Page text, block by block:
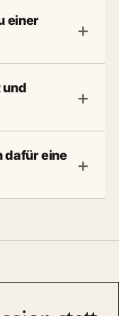
einer
und
dafür eine